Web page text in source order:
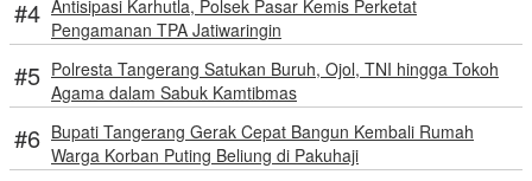
Antisipasi Karhutla, Polsek Pasar Kemis Perketat
Pengamanan TPA Jatiwaringin
Polresta Tangerang Satukan Buruh, Ojol, TNI hingga Tokoh
Agama dalam Sabuk Kamtibmas
Bupati Tangerang Gerak Cepat Bangun Kembali Rumah
Warga Korban Puting Beliung di Pakuhaji